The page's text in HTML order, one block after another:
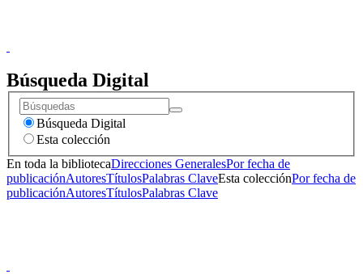
Búsqueda Digital
Búsqueda Digital
Esta colección
En toda la bibliotecaDirecciones GeneralesPor fecha de
publicaciónAutoresTítulosPalabras ClaveEsta colecciónPor fecha de
publicaciónAutoresTítulosPalabras Clave